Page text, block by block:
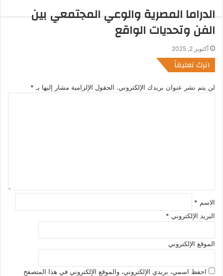
ن
ي
الدراما المصرية والوعي المجتمعي بين
الفن وتحديات الواقع
أكتوبر 2, 2025
اترك تعليقاً
لن يتم نشر عنوان بريدك الإلكتروني. الحقول الإلزامية مشار إليها بـ *
الاسم *
البريد الإلكتروني *
الموقع الإلكتروني
احفظ اسمي، بريدي الإلكتروني، والموقع الإلكتروني في هذا المتصفح